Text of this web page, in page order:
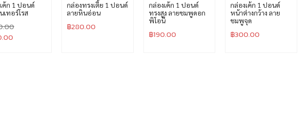
ค้ก 1 ปอนด์
เทอร์โรส
กล่องทรงเตี้ย 1 ปอนด์
ลายหินอ่อน
฿280.00
กล่องเค้ก 1 ปอนด์
ทรงสูง ลายชมพูดอก
พิโอนี่
฿190.00
กล่องเค้ก 1 ปอนด์
หน้าต่างกว้าง ลาย
ชมพูจุด
฿300.00